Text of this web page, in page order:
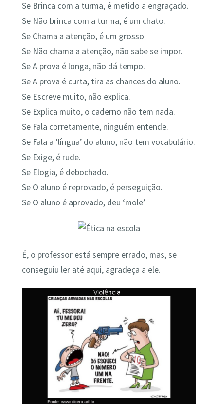
Se Brinca com a turma, é metido a engraçado.
Se Não brinca com a turma, é um chato.
Se Chama a atenção, é um grosso.
Se Não chama a atenção, não sabe se impor.
Se A prova é longa, não dá tempo.
Se A prova é curta, tira as chances do aluno.
Se Escreve muito, não explica.
Se Explica muito, o caderno não tem nada.
Se Fala corretamente, ninguém entende.
Se Fala a ‘língua’ do aluno, não tem vocabulário.
Se Exige, é rude.
Se Elogia, é debochado.
Se O aluno é reprovado, é perseguição.
Se O aluno é aprovado, deu ‘mole’.
É, o professor está sempre errado, mas, se
conseguiu ler até aqui, agradeça a ele.